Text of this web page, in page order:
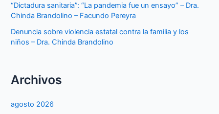
“Dictadura sanitaria”: “La pandemia fue un ensayo” – Dra.
Chinda Brandolino – Facundo Pereyra
Denuncia sobre violencia estatal contra la familia y los
niños – Dra. Chinda Brandolino
Archivos
agosto 2026